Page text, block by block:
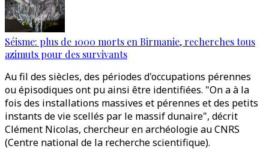
Séisme: plus de 1000 morts en Birmanie, recherches tous
azimuts pour des survivants
Au fil des siècles, des périodes d'occupations pérennes
ou épisodiques ont pu ainsi être identifiées. "On a à la
fois des installations massives et pérennes et des petits
instants de vie scellés par le massif dunaire", décrit
Clément Nicolas, chercheur en archéologie au CNRS
(Centre national de la recherche scientifique).